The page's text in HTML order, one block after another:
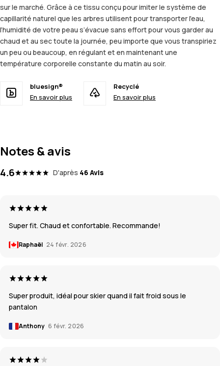
sur le marché. Grâce à ce tissu conçu pour imiter le système de
capillarité naturel que les arbres utilisent pour transporter l’eau,
l’humidité de votre peau s’évacue sans effort pour vous garder au
chaud et au sec toute la journée, peu importe que vous transpiriez
un peu ou beaucoup, en régulant et en maintenant une
température corporelle constante du matin au soir.
bluesign®
En savoir plus
Recyclé
En savoir plus
Notes & avis
4.6 D'après 46 Avis
Super fit. Chaud et confortable. Recommande!
Raphaël 24 févr. 2026
Super produit, idéal pour skier quand il fait froid sous le
pantalon
Anthony 6 févr. 2026